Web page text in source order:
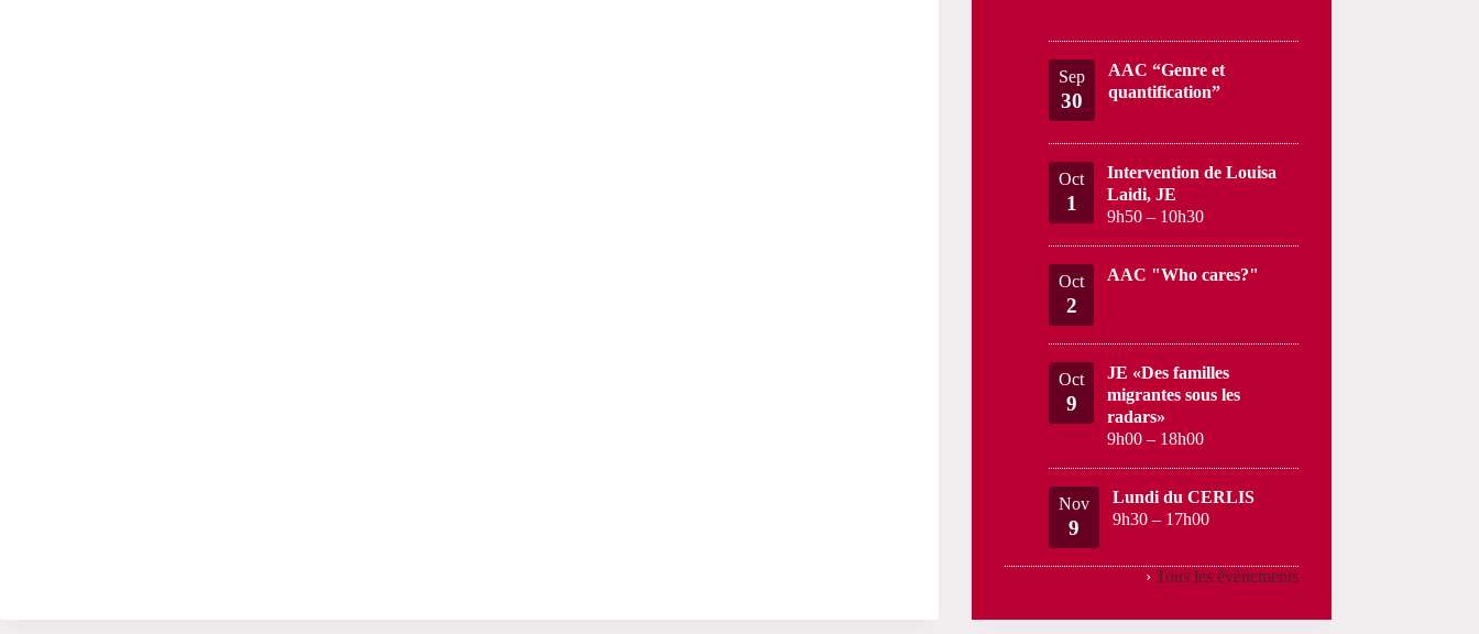
Sep
30
AAC “Genre et
quantification”
Oct
1
Intervention de Louisa
Laidi, JE
9h50 – 10h30
Oct
2
AAC "Who cares?"
Oct
9
JE «Des familles
migrantes sous les
radars»
9h00 – 18h00
Nov
9
Lundi du CERLIS
9h30 – 17h00
› Tous les évènements